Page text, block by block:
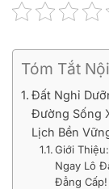
Tóm Tắt
Đất Nghỉ
Đường Sống
Lịch Bền
Giới
Ngay Lô
Đẳng Cấp!